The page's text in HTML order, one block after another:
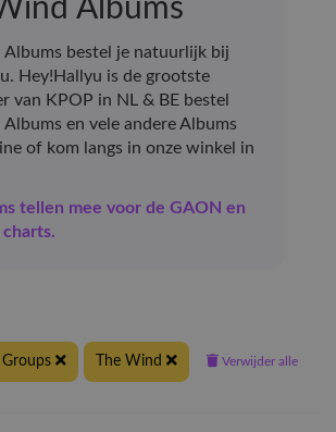
Albums
Albums bestel je natuurlijk bij
Hey!Hallyu is de grootste
van KPOP in NL & BE bestel
en vele andere Albums
of kom langs in onze winkel in
tellen mee voor de GAON en
charts.
Groups The Wind Verwijder alle